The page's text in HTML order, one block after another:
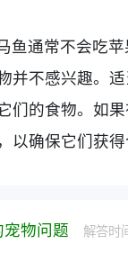
鱼通常不会吃
并不感兴趣。
们的食物。如
以确保它们获得
物问题 解答时